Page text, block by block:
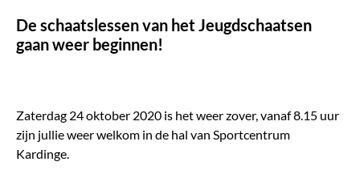
De schaatslessen van het Jeugdschaatsen
gaan weer beginnen!
Zaterdag 24 oktober 2020 is het weer zover, vanaf 8.15 uur
zijn jullie weer welkom in de hal van Sportcentrum
Kardinge.